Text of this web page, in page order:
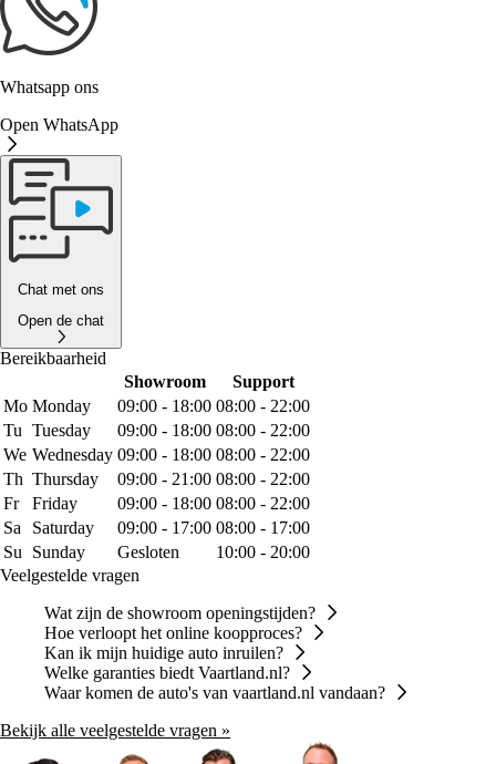
Whatsapp ons
Open WhatsApp
Chat met ons
Open de chat
Bereikbaarheid
Showroom
Support
Mo Monday 09:00 - 18:00 08:00 - 22:00
Tu Tuesday 09:00 - 18:00 08:00 - 22:00
We Wednesday 09:00 - 18:00 08:00 - 22:00
Th Thursday 09:00 - 21:00 08:00 - 22:00
Fr
Friday 09:00 - 18:00 08:00 - 22:00
Sa
Saturday 09:00 - 17:00 08:00 - 17:00
Su
Sunday Gesloten
10:00 - 20:00
Veelgestelde vragen
Wat zijn de showroom openingstijden?
Hoe verloopt het online koopproces?
Kan ik mijn huidige auto inruilen?
Welke garanties biedt Vaartland.nl?
Waar komen de auto's van vaartland.nl vandaan?
Bekijk alle veelgestelde vragen »